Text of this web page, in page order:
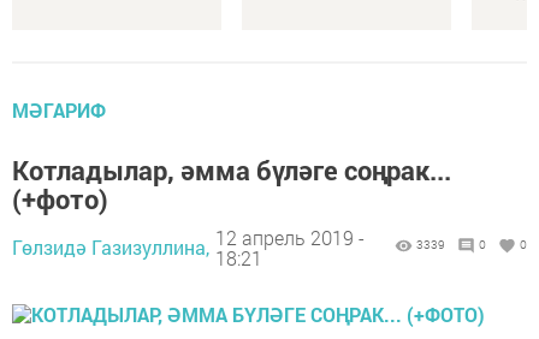
МӘГАРИФ
Котладылар, әмма бүләге соңрак...
(+фото)
Гөлзидә Газизуллина, 12 апрель 2019 -
18:21
3339 0 0